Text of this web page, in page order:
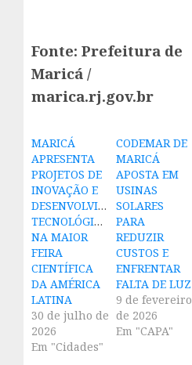
Fonte: Prefeitura de
Maricá /
marica.rj.gov.br
MARICÁ
APRESENTA
PROJETOS DE
INOVAÇÃO E
DESENVOLVIMENTO
TECNOLÓGICO
NA MAIOR
FEIRA
CIENTÍFICA
DA AMÉRICA
LATINA
30 de julho de
2026
Em "Cidades"
CODEMAR DE
MARICÁ
APOSTA EM
USINAS
SOLARES
PARA
REDUZIR
CUSTOS E
ENFRENTAR
FALTA DE LUZ
9 de fevereiro
de 2026
Em "CAPA"